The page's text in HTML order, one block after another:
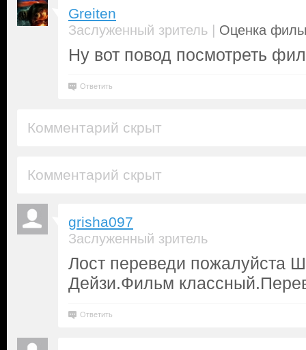
Greiten
Заслуженный зритель | Оценка
Ну вот повод посмотреть
Ответить
Комментарий скрыт
Комментарий скрыт
grisha097
Заслуженный зритель
Лост переведи пожалуйста
Дейзи.Фильм
Ответить